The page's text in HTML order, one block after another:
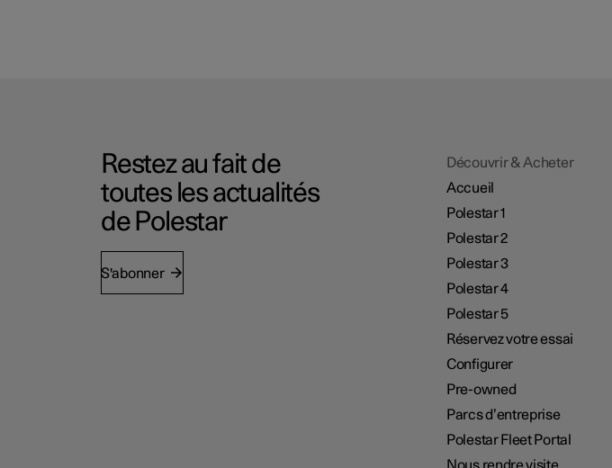
Restez au fait de
toutes les actualités
de Polestar
S'abonner
Découvrir & Acheter
Accueil
Polestar 1
Polestar 2
Polestar 3
Polestar 4
Polestar 5
Réservez votre essai
Configurer
Pre-owned
Parcs d’entreprise
Polestar Fleet Portal